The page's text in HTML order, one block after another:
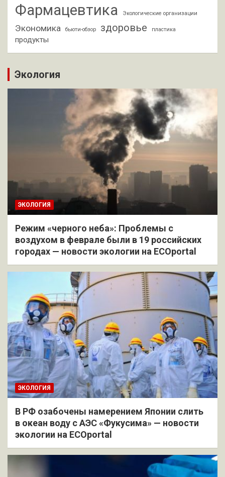
Фармацевтика Экологические организации
Экономика бьюти-обзор здоровье пластика
продукты
Экология
ЭКОЛОГИЯ
Режим «черного неба»: Проблемы с
воздухом в феврале были в 19 российских
городах — новости экологии на ECOportal
ЭКОЛОГИЯ
В РФ озабочены намерением Японии слить
в океан воду с АЭС «Фукусима» — новости
экологии на ECOportal